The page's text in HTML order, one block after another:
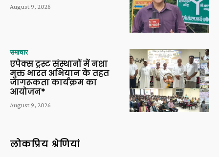
August 9, 2026
समाचार
एपेक्स ट्रस्ट संस्थानों में नशा
मुक्त भारत अभियान के तहत
जागरूकता कार्यक्रम का
आयोजन*
August 9, 2026
लोकप्रिय श्रेणियां